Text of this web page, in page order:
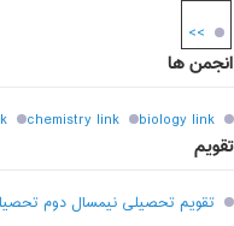
>>
انجمن ها
biology link
chemistry link
تقویم
تقویم تحصیلی نیمسال دوم تحصیلی ۱۴۰۴-